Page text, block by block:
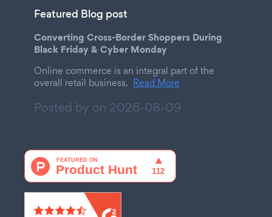
Featured Blog post
Converting Cross-Border Shoppers During
Black Friday & Cyber Monday
Online commerce is an integral part of the
overall retail business. Read More
Posted by on 2026-08-09